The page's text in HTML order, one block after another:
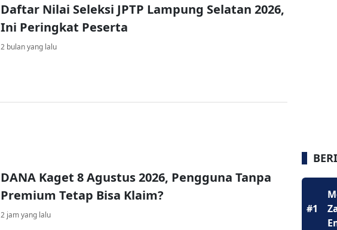
Daftar Nilai Seleksi JPTP Lampung Selatan 2026,
Ini Peringkat Peserta
2 bulan yang lalu
DANA Kaget 8 Agustus 2026, Pengguna Tanpa
Premium Tetap Bisa Klaim?
2 jam yang lalu #1